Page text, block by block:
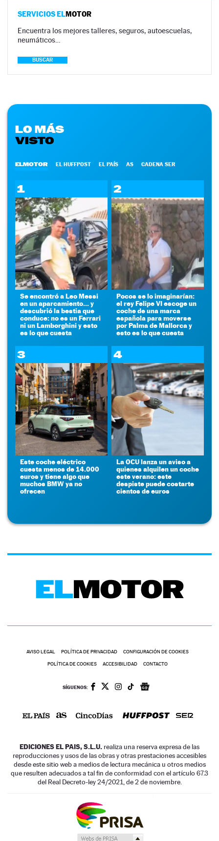
SERVICIOS ELMOTOR
Encuentra los mejores talleres, seguros, autoescuelas,
neumáticos…
BUSCAR
LO MÁS
VISTO
ELMOTOR EL HUFFPOST EL PAÍS AS CADENA SER
1
Se encontró a Leo Messi
en un aparcamiento... y
descubrió la bestia que
conduce: no es un Ferrari
ni un Lamborghini y esto
es lo que cuesta
2
Pocos se lo imaginarían:
el rey Felipe VI escoge un
coche de una marca
española para moverse
por Palma de Mallorca y
esto es lo que cuesta
3
Este coche eléctrico
cuesta menos de 14.000
euros y tiene algo que
muchos BMW ya no
ofrecen
4
La OCU lanza un aviso a
quienes alquilen un coche
este verano: este
despiste puede costarte
cientos de euros
AVISO LEGAL POLÍTICA DE PRIVACIDAD CONFIGURACIÓN DE COOKIES
POLÍTICA DE COOKIES ACCESIBILIDAD CONTACTO
SÍGUENOS:
EDICIONES EL PAIS, S.L.U. realiza una reserva expresa de las
reproducciones y usos de las obras y otras prestaciones accesibles
desde este sitio web a medios de lectura mecánica u otros medios
que resulten adecuados a tal fin de conformidad con el artículo 67.3
del Real Decreto-ley 24/2021, de 2 de noviembre.